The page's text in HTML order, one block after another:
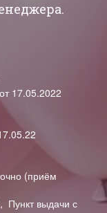
17.05.2022
(приём
Пункт выдачи с